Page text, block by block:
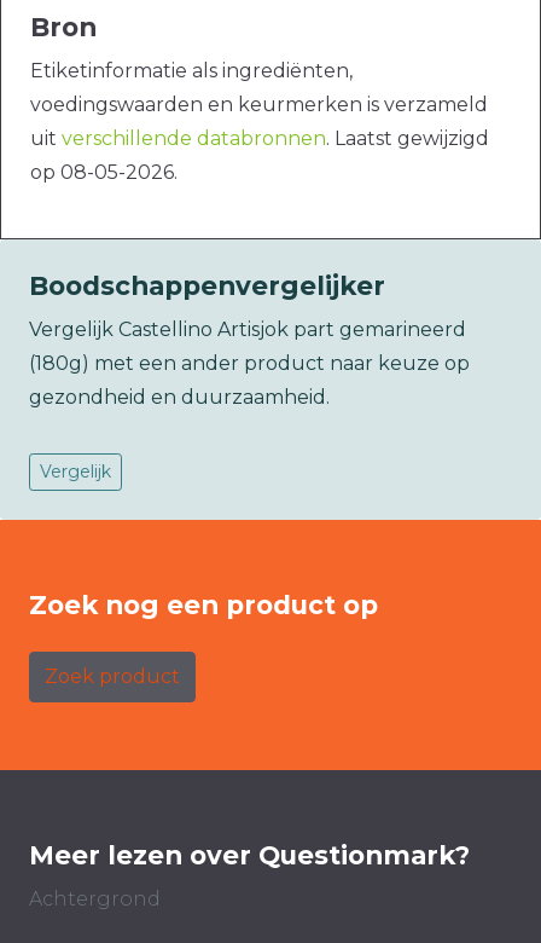
Bron
Etiketinformatie als ingrediënten,
voedingswaarden en keurmerken is verzameld
uit verschillende databronnen. Laatst gewijzigd
op 08-05-2026.
Boodschappenvergelijker
Vergelijk Castellino Artisjok part gemarineerd
(180g) met een ander product naar keuze op
gezondheid en duurzaamheid.
Vergelijk
Zoek nog een product op
Zoek product
Meer lezen over Questionmark?
Achtergrond